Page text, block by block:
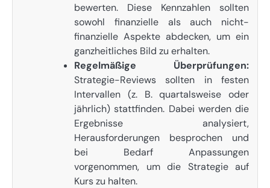
bewerten. Diese Kennzahlen sollten
sowohl finanzielle als auch nicht-
finanzielle Aspekte abdecken, um ein
ganzheitliches Bild zu erhalten.
Regelmäßige Überprüfungen:
Strategie-Reviews sollten in festen
Intervallen (z. B. quartalsweise oder
jährlich) stattfinden. Dabei werden die
Ergebnisse analysiert,
Herausforderungen besprochen und
bei Bedarf Anpassungen
vorgenommen, um die Strategie auf
Kurs zu halten.